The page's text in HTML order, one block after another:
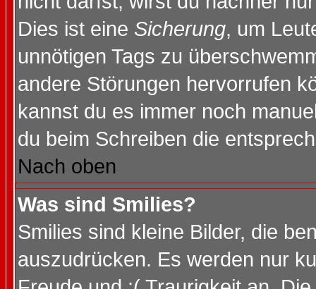
Dies ist eine Sicherung, um
unnötigen Tags zu
andere Störungen hervorrufen
kannst du es immer noch
du beim Schreiben die
Nach oben
Was sind Smilies?
Smilies sind kleine Bilder, die
auszudrücken. Es werden nur